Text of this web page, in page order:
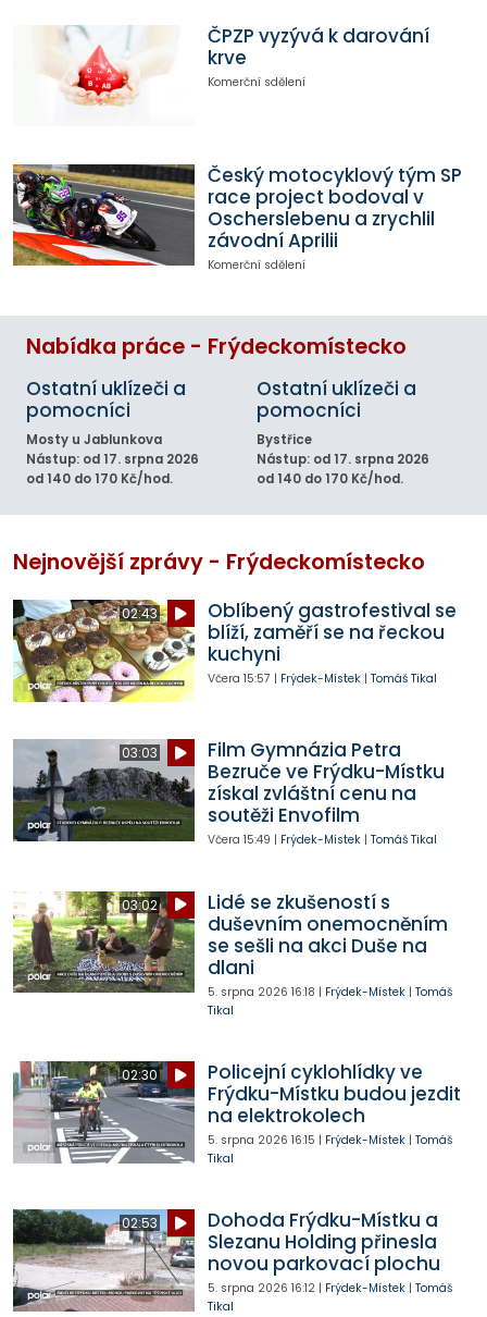
ČPZP vyzývá k darování
krve
Komerční sdělení
Český motocyklový tým SP
race project bodoval v
Oscherslebenu a zrychlil
závodní Aprilii
Komerční sdělení
Nabídka práce - Frýdeckomístecko
Ostatní uklízeči a
pomocníci
Mosty u Jablunkova
Nástup: od 17. srpna 2026
od 140 do 170 Kč/hod.
Ostatní uklízeči a
pomocníci
Bystřice
Nástup: od 17. srpna 2026
od 140 do 170 Kč/hod.
Nejnovější zprávy - Frýdeckomístecko
02:43
Oblíbený gastrofestival se
blíží, zaměří se na řeckou
kuchyni
Včera 15:57 | Frýdek-Místek| Tomáš Tikal
03:03
Film Gymnázia Petra
Bezruče ve Frýdku-Místku
získal zvláštní cenu na
soutěži Envofilm
Včera 15:49 | Frýdek-Místek| Tomáš Tikal
03:02
Lidé se zkušeností s
duševním onemocněním
se sešli na akci Duše na
dlani
5. srpna 2026 16:18 | Frýdek-Místek| Tomáš
Tikal
02:30
Policejní cyklohlídky ve
Frýdku-Místku budou jezdit
na elektrokolech
5. srpna 2026 16:15 | Frýdek-Místek| Tomáš
Tikal
02:53
Dohoda Frýdku-Místku a
Slezanu Holding přinesla
novou parkovací plochu
5. srpna 2026 16:12| Frýdek-Místek| Tomáš
Tikal